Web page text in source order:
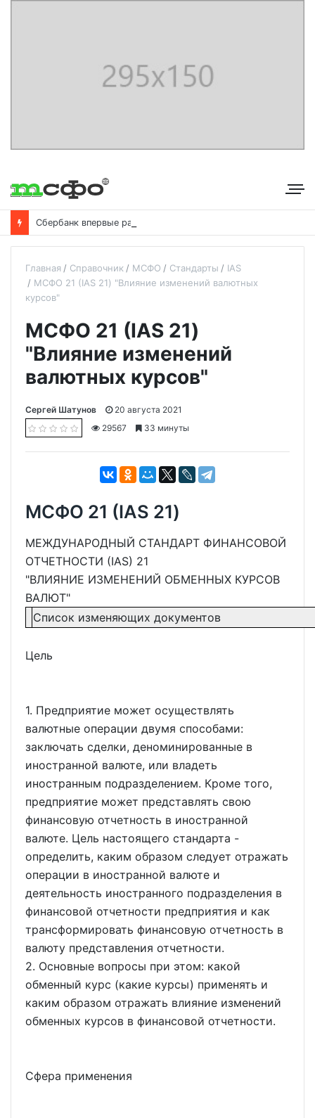
Главная Справочник МСФО Стандарты
IAS
МСФО 21 (IAS 21) "Влияние изменений валютных
курсов"
МСФО 21 (IAS 21)
"Влияние изменений
валютных курсов"
Сергей Шатунов
20 августа 2021
29567
33 минуты
МСФО 21 (IAS 21)
МЕЖДУНАРОДНЫЙ СТАНДАРТ ФИНАНСОВОЙ
ОТЧЕТНОСТИ (IAS) 21
"ВЛИЯНИЕ ИЗМЕНЕНИЙ ОБМЕННЫХ КУРСОВ
ВАЛЮТ"
Список изменяющих документов
Цель
1. Предприятие может осуществлять
валютные операции двумя способами:
заключать сделки, деноминированные в
иностранной валюте, или владеть
иностранным подразделением. Кроме того,
предприятие может представлять свою
финансовую отчетность в иностранной
валюте. Цель настоящего стандарта -
определить, каким образом следует отражать
операции в иностранной валюте и
деятельность иностранного подразделения в
финансовой отчетности предприятия и как
трансформировать финансовую отчетность в
валюту представления отчетности.
2. Основные вопросы при этом: какой
обменный курс (какие курсы) применять и
каким образом отражать влияние изменений
обменных курсов в финансовой отчетности.
Сфера применения